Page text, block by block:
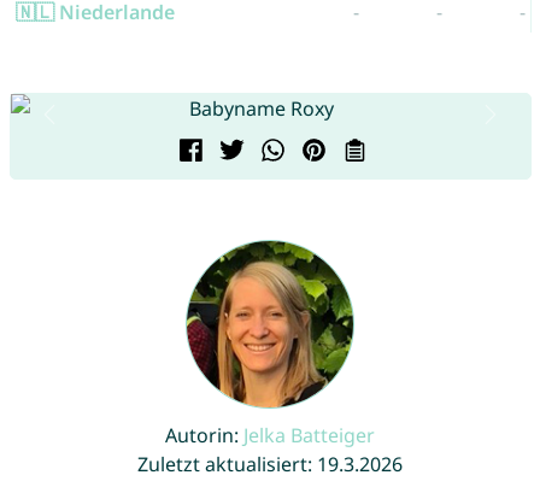
🇳🇱 Niederlande - - -
Autorin: Jelka Batteiger
Zuletzt aktualisiert: 19.3.2026